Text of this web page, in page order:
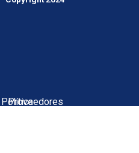
Política
Proveedores